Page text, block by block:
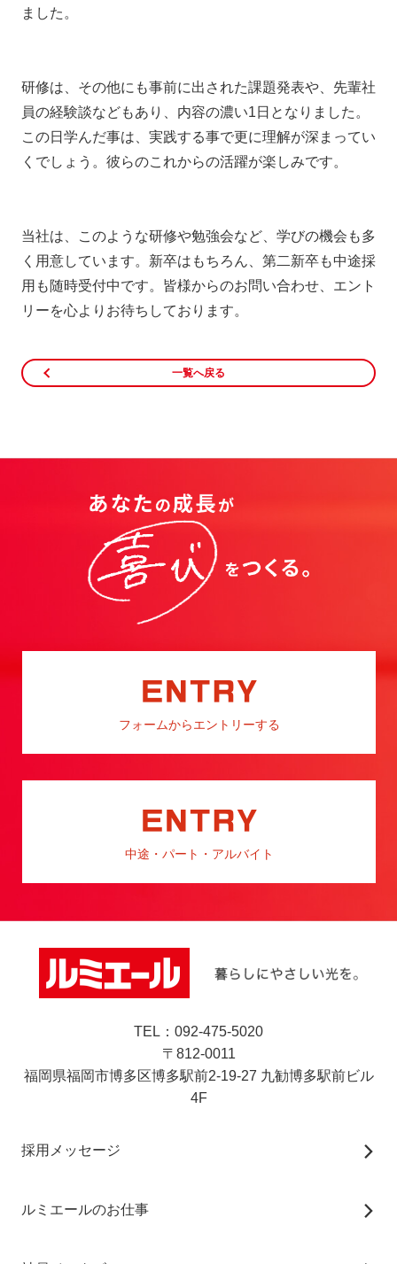
ました。
研修は、その他にも事前に出された課題発表や、先輩社
員の経験談などもあり、内容の濃い1日となりました。
この日学んだ事は、実践する事で更に理解が深まってい
くでしょう。彼らのこれからの活躍が楽しみです。
当社は、このような研修や勉強会など、学びの機会も多
く用意しています。新卒はもちろん、第二新卒も中途採
用も随時受付中です。皆様からのお問い合わせ、エント
リーを心よりお待ちしております。
一覧へ戻る
フォームからエントリーする
中途・パート・アルバイト
TEL：092-475-5020
〒812-0011
福岡県福岡市博多区博多駅前2-19-27 九勧博多駅前ビル
4F
採用メッセージ
ルミエールのお仕事